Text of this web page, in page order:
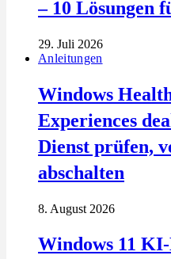
– 10 Lösungen
29. Juli 2026
Anleitungen
Windows
Experiences
Dienst prüfen,
abschalten
8. August 2026
Windows 11